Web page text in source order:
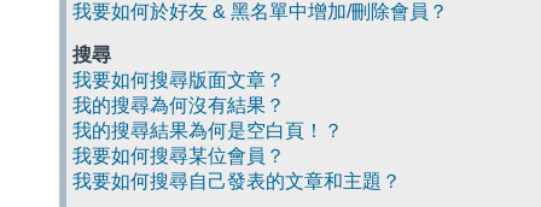
我要如何於好友 & 黑名單中增加/刪除會員？
搜尋
我要如何搜尋版面文章？
我的搜尋為何沒有結果？
我的搜尋結果為何是空白頁！？
我要如何搜尋某位會員？
我要如何搜尋自己發表的文章和主題？